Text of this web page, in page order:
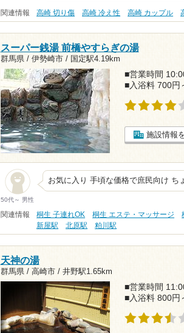
関連情報 高崎 切り傷 高崎 冷え性 高崎 カップル
スーパー銭湯 前橋やすらぎの湯
群馬県 / 伊勢崎市 / 国定駅4.19km
■営業時間
■入浴料 700円
施設情報
50代～ 男性
お気に入り 手頃な価格で庶民向け ち
関連情報 桐生 子連れOK 桐生 エステ・マッサージ
新屋駅
北原駅 粕川駅
天神の湯
群馬県 / 高崎市 / 井野駅1.65km
■営業時間
■入浴料 800円